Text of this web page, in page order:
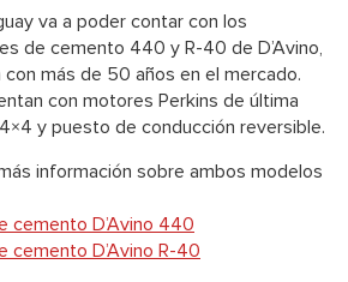
va a poder contar con los
de cemento 440 y R-40 de D’Avino,
más de 50 años en el mercado.
con motores Perkins de última
y puesto de conducción reversible.
información sobre ambos modelos
cemento D’Avino 440
cemento D’Avino R-40